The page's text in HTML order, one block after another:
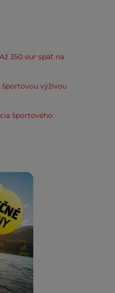
350 eur späť na
výživou
športového